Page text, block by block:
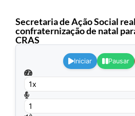
Secretaria de Ação Social
confraternização de natal
CRAS
Iniciar Pausar